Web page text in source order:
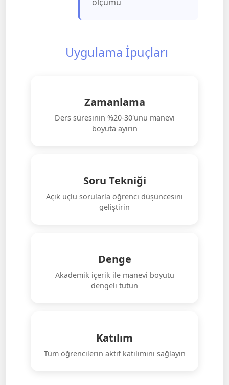
Uygulama İpuçları
Zamanlama
Ders süresinin %20-30'unu manevi
boyuta ayırın
Soru Tekniği
Açık uçlu sorularla öğrenci düşüncesini
geliştirin
Denge
Akademik içerik ile manevi boyutu
dengeli tutun
Katılım
Tüm öğrencilerin aktif katılımını sağlayın